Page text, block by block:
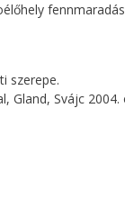
szerepe.
Gland, Svájc